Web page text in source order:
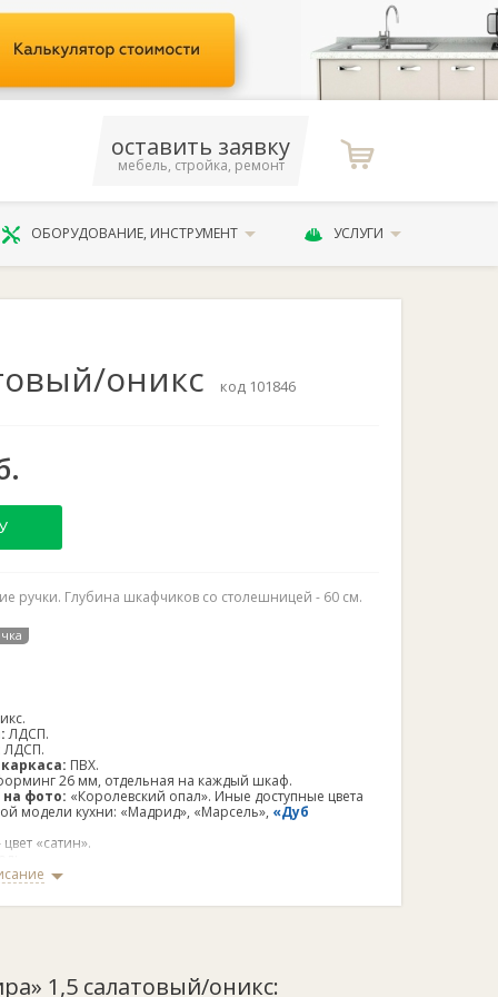
оставить заявку
мебель, стройка, ремонт
ОБОРУДОВАНИЕ, ИНСТРУМЕНТ УСЛУГИ
оникс код 101846
ручки. Глубина шкафчиков со столешницей - 60 см.
ЛДСП.
ЛДСП.
ПВХ.
26 мм, отдельная на каждый шкаф.
фото: «Королевский опал». Иные доступные цвета
модели кухни: «Мадрид», «Марсель», «Дуб
«сатин».
150 см.
кг.
Беларусь.
в расцветке салатовый/оникс» доступна также в
1,5 салатовый/оникс: